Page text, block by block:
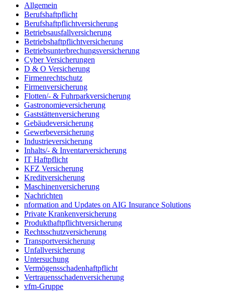
Allgemein
Berufshaftpflicht
Berufshaftpflichtversicherung
Betriebsausfallversicherung
Betriebshaftpflichtversicherung
Betriebsunterbrechungsversicherung
Cyber Versicherungen
D & O Versicherung
Firmenrechtschutz
Firmenversicherung
Flotten/- & Fuhrparkversicherung
Gastronomieversicherung
Gaststättenversicherung
Gebäudeversicherung
Gewerbeversicherung
Industrieversicherung
Inhalts/- & Inventarversicherung
IT Haftpflicht
KFZ Versicherung
Kreditversicherung
Maschinenversicherung
Nachrichten
nformation and Updates on AIG Insurance Solutions
Private Krankenversicherung
Produkthaftpflichtversicherung
Rechtsschutzversicherung
Transportversicherung
Unfallversicherung
Untersuchung
Vermögensschadenhaftpflicht
Vertrauensschadenversicherung
vfm-Gruppe